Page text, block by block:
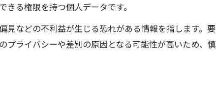
る権限を持つ個人データです。
見などの不利益が生じる恐れがある情報を指します。要
プライバシーや差別の原因となる可能性が高いため、慎